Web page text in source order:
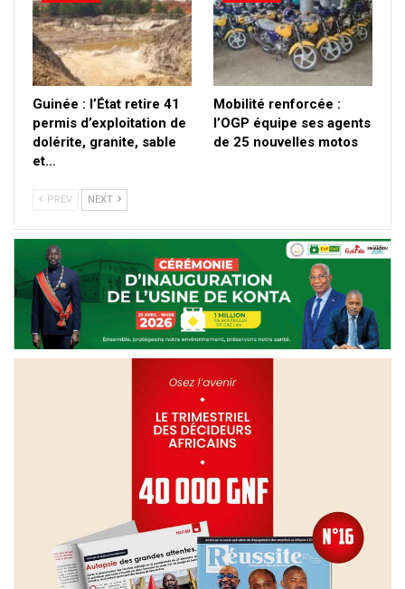
Guinée : l’État retire 41
permis d’exploitation de
dolérite, granite, sable
et…
Mobilité renforcée :
l’OGP équipe ses agents
de 25 nouvelles motos
PREV NEXT